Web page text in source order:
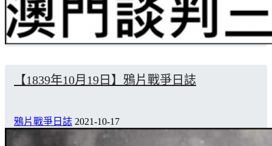
【1839年10月19日】鴉片戰爭日誌
鴉片戰爭日誌 2021-10-17